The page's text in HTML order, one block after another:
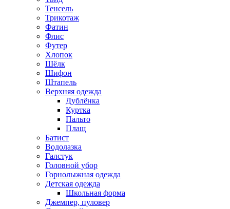
Тенсель
Трикотаж
Фатин
Флис
Футер
Хлопок
Шёлк
Шифон
Штапель
Верхняя одежда
Дублёнка
Куртка
Пальто
Плащ
Батист
Водолазка
Галстук
Головной убор
Горнолыжная одежда
Детская одежда
Школьная форма
Джемпер, пуловер